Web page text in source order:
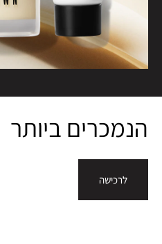
הנמכרים ביותר
לרכישה